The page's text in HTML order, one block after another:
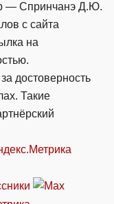
— Спринчанэ Д.Ю.
с сайта
на
достоверность
Такие